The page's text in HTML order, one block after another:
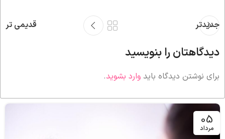
جدیدتر قدیمی تر
دیدگاهتان را بنویسید
برای نوشتن دیدگاه باید وارد بشوید.
05
مرداد